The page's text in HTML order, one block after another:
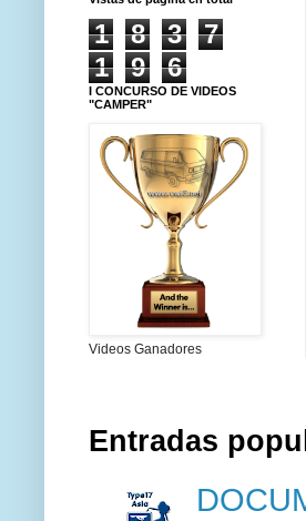
1 8 3
7
1
9 6
I CONCURSO DE VIDEOS
"CAMPER"
Videos Ganadores
Entradas